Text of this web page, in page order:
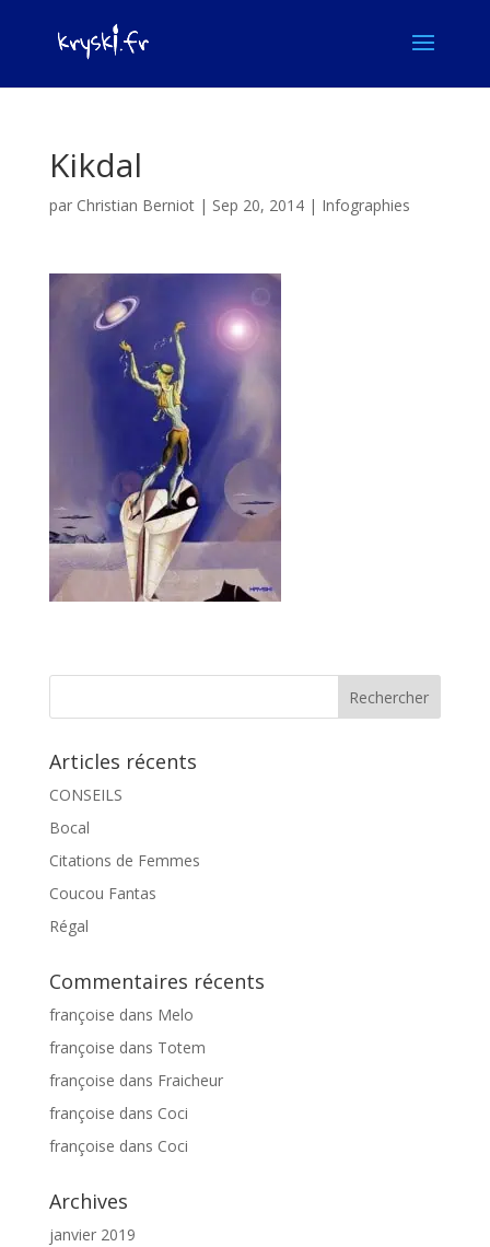
Kikdal
par Christian Berniot| Sep 20, 2014| Infographies
Articles récents
CONSEILS
Bocal
Citations de Femmes
Coucou Fantas
Régal
Commentaires récents
françoise dans Melo
françoise dans Totem
françoise dans Fraicheur
françoise dans Coci
françoise dans Coci
Archives
janvier 2019